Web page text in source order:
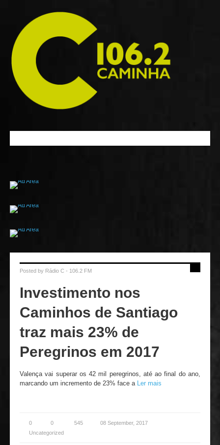
Posted by Rádio C - 106.2 FM
Investimento nos
Caminhos de Santiago
traz mais 23% de
Peregrinos em 2017
Valença vai superar os 42 mil peregrinos, até ao final do ano,
marcando um incremento de 23% face a Ler mais
0 0 545
08 September, 2017
Uncategorized